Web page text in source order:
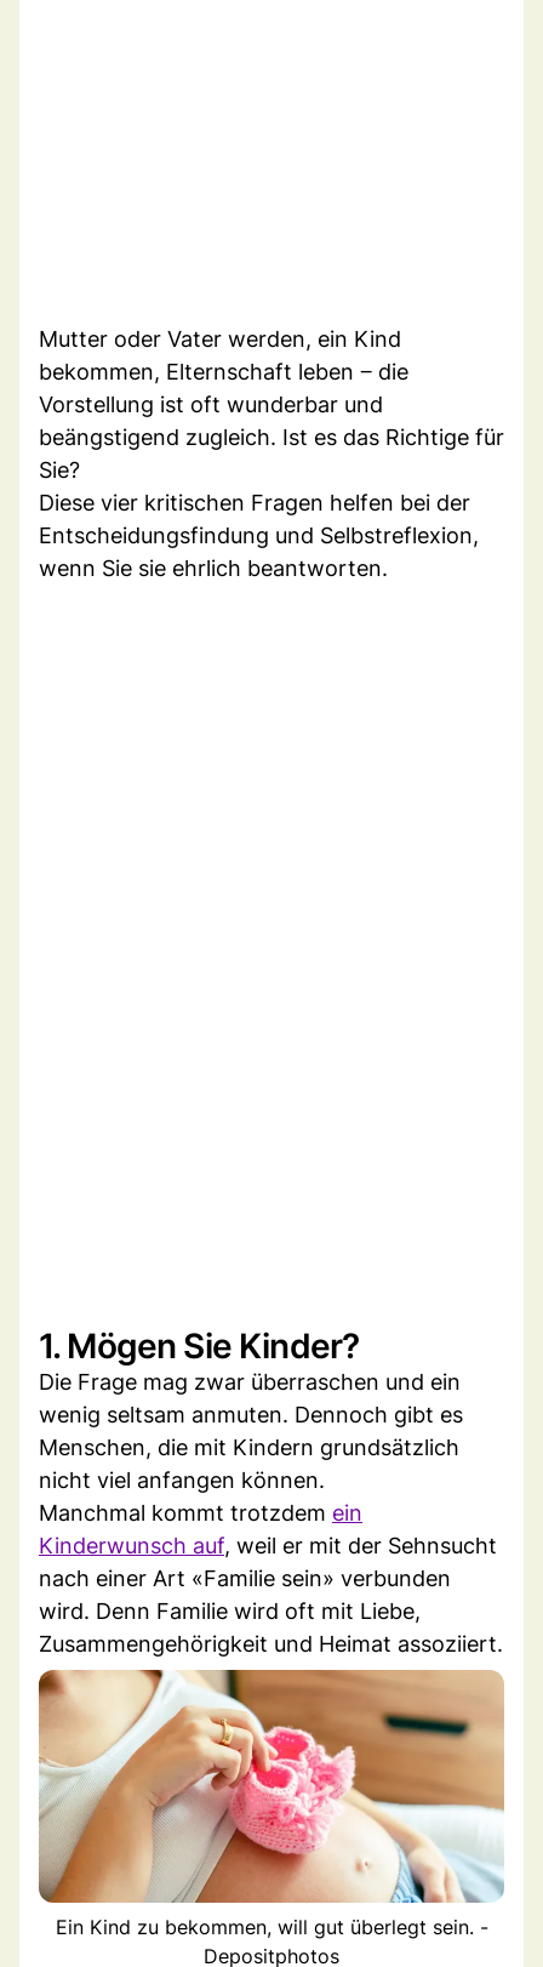
Mutter oder Vater werden, ein Kind
bekommen, Elternschaft leben ‒ die
Vorstellung ist oft wunderbar und
beängstigend zugleich. Ist es das Richtige für
Sie?
Diese vier kritischen Fragen helfen bei der
Entscheidungsfindung und Selbstreflexion,
wenn Sie sie ehrlich beantworten.
1. Mögen Sie Kinder?
Die Frage mag zwar überraschen und ein
wenig seltsam anmuten. Dennoch gibt es
Menschen, die mit Kindern grundsätzlich
nicht viel anfangen können.
Manchmal kommt trotzdem ein
Kinderwunsch auf, weil er mit der Sehnsucht
nach einer Art «Familie sein» verbunden
wird. Denn Familie wird oft mit Liebe,
Zusammengehörigkeit und Heimat assoziiert.
Ein Kind zu bekommen, will gut überlegt sein. -
Depositphotos